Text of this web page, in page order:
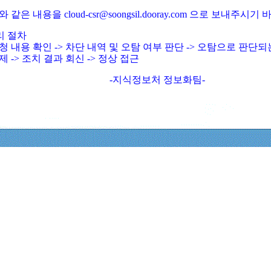
같은 내용을 cloud-csr@soongsil.dooray.com 으로 보내주시기
절차
내용 확인 -> 차단 내역 및 오탐 여부 판단 -> 오탐으로 판단되
-> 조치 결과 회신 -> 정상 접근
-지식정보처 정보화팀-